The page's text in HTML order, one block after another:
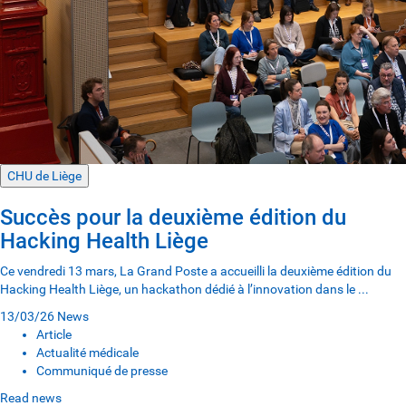
CHU de Liège
Succès pour la deuxième édition du
Hacking Health Liège
Ce vendredi 13 mars, La Grand Poste a accueilli la deuxième édition du
Hacking Health Liège, un hackathon dédié à l’innovation dans le ...
13/03/26 News
Article
Actualité médicale
Communiqué de presse
Read news